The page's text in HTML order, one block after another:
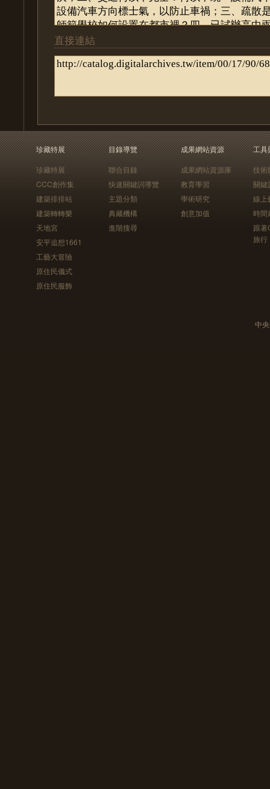
直接連結
珍藏特展
珍藏特展
CCC創作集
建築排排站
建築轉轉樂
天地宮
安平追想1661
工藝大冒險
原住民儀式
原住民服飾
目錄導覽
聯合目錄
快速關鍵詞導覽
主題分類
典藏機構
進階搜尋
成果網站資源
成果網站資源庫
教育學習
學術研究
創意加值
工具
技術
關鍵
線上
時間
跟
旅行
中